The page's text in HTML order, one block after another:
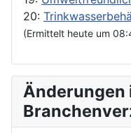
20:
(Ermittelt heute um
Änderungen